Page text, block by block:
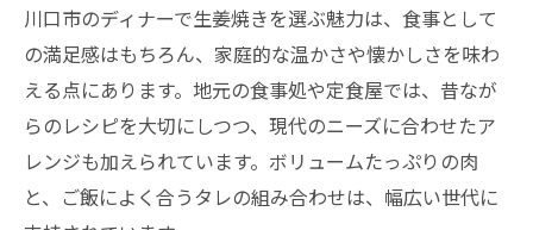
川口市のディナーで生姜焼きを選ぶ魅力は、食事として
の満足感はもちろん、家庭的な温かさや懐かしさを味わ
える点にあります。地元の食事処や定食屋では、昔なが
らのレシピを大切にしつつ、現代のニーズに合わせたア
レンジも加えられています。ボリュームたっぷりの肉
と、ご飯によく合うタレの組み合わせは、幅広い世代に